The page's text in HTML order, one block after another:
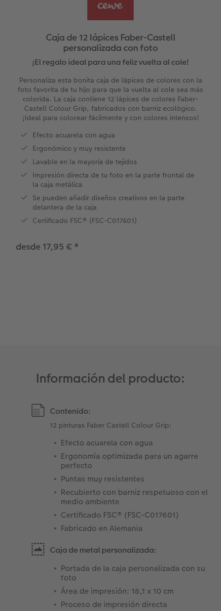
Álbum de fotos cuadrado
Álbum de fotos pequeño
Álbum de fotos con tapas de cuero y lino
Álbum de fotos tapa blanda
Temáticas para álbum de fotos
Fotos retro
Set de fotos
Caja con fotos
Imprimir fotos cerca de mí
Foto en metacrilato
Foto en acriluminio
Cuadro con marco
Collage personalizado
Soportes para póster
Pòster mapa de ciudad
Cuadro Cristales Swarovski®
Juegos personalizados
Imanes personalizados
Textiles con fotos
Oficina & colegio
Cajas personalizadas
Faber Castell
Foto pegatinas
Marcapáginas personalizado
Postales personalizadas
Caja de 12 lápices Faber-Castell
personalizada con foto
¡El regalo ideal para una feliz vuelta al cole!
Personaliza esta bonita caja de lápices de colores con la
foto favorita de tu hijo para que la vuelta al cole sea más
colorida. La caja contiene 12 lápices de colores Faber-
Castell Colour Grip, fabricados con barniz ecológico.
¡Ideal para colorear fácilmente y con colores intensos!
Efecto acuarela con agua
Ergonómico y muy resistente
Lavable en la mayoría de tejidos
Impresión directa de tu foto en la parte frontal de
la caja metálica
Se pueden añadir diseños creativos en la parte
delantera de la caja
Certificado FSC® (FSC-C017601)
desde 17,95 € *
Información del producto:
Contenido:
12 pinturas Faber Castell Colour Grip:
Efecto acuarela con agua
Ergonomía optimizada para un agarre
perfecto
Puntas muy resistentes
Recubierto con barniz respetuoso con el
medio ambiente
Certificado FSC® (FSC-C017601)
Fabricado en Alemania
Caja de metal personalizada:
Portada de la caja personalizada con su
foto
Área de impresión: 18,1 x 10 cm
Proceso de impresión directa